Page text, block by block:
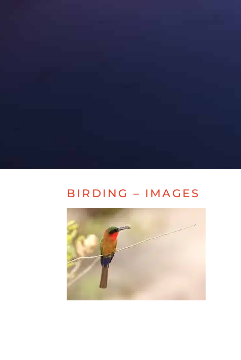
BIRDING – IMAGES